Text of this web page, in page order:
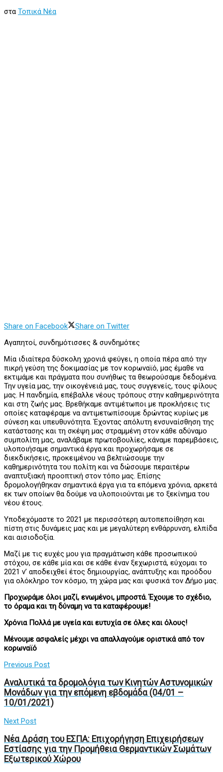
στα Τοπικά Νέα
Share on Facebook
Share on Twitter
Αγαπητοί, συνδημότισσες & συνδημότες
Μία ιδιαίτερα δύσκολη χρονιά φεύγει, η οποία πέρα από την
πικρή γεύση της δοκιμασίας με τον κορωναϊό, μας έμαθε να
εκτιμάμε και πράγματα που συνήθως τα θεωρούσαμε δεδομένα.
Την υγεία μας, την οικογένειά μας, τους συγγενείς, τους φίλους
μας. Η πανδημία, επέβαλλε νέους τρόπους στην καθημερινότητα
και στη ζωής μας. Βρεθήκαμε αντιμέτωποι με προκλήσεις τις
οποίες καταφέραμε να αντιμετωπίσουμε δρώντας κυρίως με
σύνεση και υπευθυνότητα. Έχοντας απόλυτη ενσυναίσθηση της
κατάστασης και τη σκέψη μας στραμμένη στον κάθε αδύναμο
συμπολίτη μας, αναλάβαμε πρωτοβουλίες, κάναμε παρεμβάσεις,
υλοποιήσαμε σημαντικά έργα και προχωρήσαμε σε
διεκδικήσεις, προκειμένου να βελτιώσουμε την
καθημερινότητα του πολίτη και να δώσουμε περαιτέρω
αναπτυξιακή προοπτική στον τόπο μας. Επίσης
δρομολογήθηκαν σημαντικά έργα για τα επόμενα χρόνια, αρκετά
εκ των οποίων θα δούμε να υλοποιούνται με το ξεκίνημα του
νέου έτους.
Υποδεχόμαστε το 2021 με περισσότερη αυτοπεποίθηση και
πίστη στις δυνάμεις μας και με μεγαλύτερη ενθάρρυνση, ελπίδα
και αισιοδοξία.
Μαζί με τις ευχές μου για πραγμάτωση κάθε προσωπικού
στόχου, σε κάθε μία και σε κάθε έναν ξεχωριστά, εύχομαι το
2021 ν’ αποδειχθεί έτος δημιουργίας, ανάπτυξης και προόδου
για ολόκληρο τον κόσμο, τη χώρα μας και φυσικά τον Δήμο μας.
Προχωράμε όλοι μαζί, ενωμένοι, μπροστά. Έχουμε το σχέδιο,
το όραμα και τη δύναμη να τα καταφέρουμε!
Χρόνια Πολλά με υγεία και ευτυχία σε όλες και όλους!
Μένουμε ασφαλείς μέχρι να απαλλαγούμε οριστικά από τον
κορωναϊό
Previous Post
Αναλυτικά τα δρομολόγια των Κινητών Αστυνομικών
Μονάδων για την επόμενη εβδομάδα (04/01 –
10/01/2021)
Next Post
Νέα Δράση του ΕΣΠΑ: Επιχορήγηση Επιχειρήσεων
Εστίασης για την Προμήθεια Θερμαντικών Σωμάτων
Εξωτερικού Χώρου